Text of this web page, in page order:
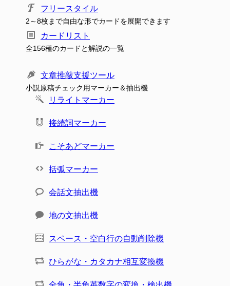
フリースタイル
2～8枚まで自由な形でカードを展開できます
カードリスト
全156種のカードと解説の一覧
文章推敲支援ツール
小説原稿チェック用マーカー＆抽出機
リライトマーカー
接続詞マーカー
こそあどマーカー
括弧マーカー
会話文抽出機
地の文抽出機
スペース・空白行の自動削除機
ひらがな・カタカナ相互変換機